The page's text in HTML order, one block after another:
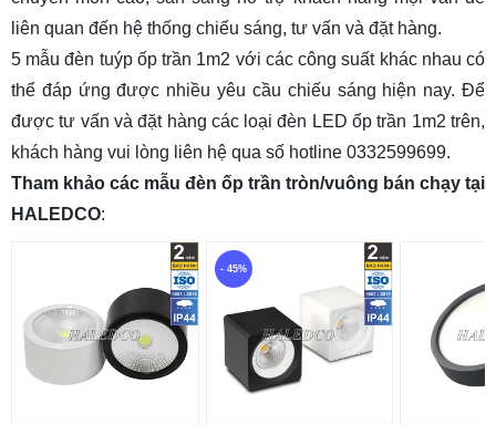
liên quan đến hệ thống chiếu sáng, tư vấn và đặt hàng.
5 mẫu đèn tuýp ốp trần 1m2 với các công suất khác nhau có
thể đáp ứng được nhiều yêu cầu chiếu sáng hiện nay. Để
được tư vấn và đặt hàng các loại đèn LED ốp trần 1m2 trên,
khách hàng vui lòng liên hệ qua số hotline 0332599699.
Tham khảo các mẫu đèn ốp trần tròn/vuông bán chạy tại
HALEDCO:
- 45%